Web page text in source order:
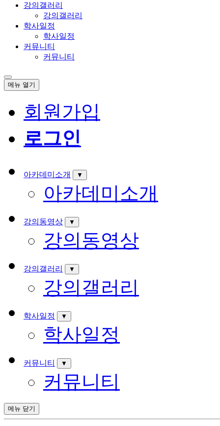
강의갤러리
강의갤러리
학사일정
학사일정
커뮤니티
커뮤니티
메뉴 열기
회원가입
로그인
아카데미소개 ▼
아카데미소개
강의동영상 ▼
강의동영상
강의갤러리 ▼
강의갤러리
학사일정 ▼
학사일정
커뮤니티 ▼
커뮤니티
메뉴 닫기